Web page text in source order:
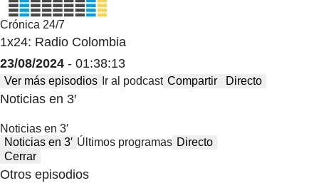
Crónica 24/7
1x24: Radio Colombia
23/08/2024 - 01:38:13
Ver más episodios Ir al podcast Compartir Directo
Noticias en 3′
Noticias en 3′
Noticias en 3′ Últimos programas Directo
Cerrar
Otros episodios